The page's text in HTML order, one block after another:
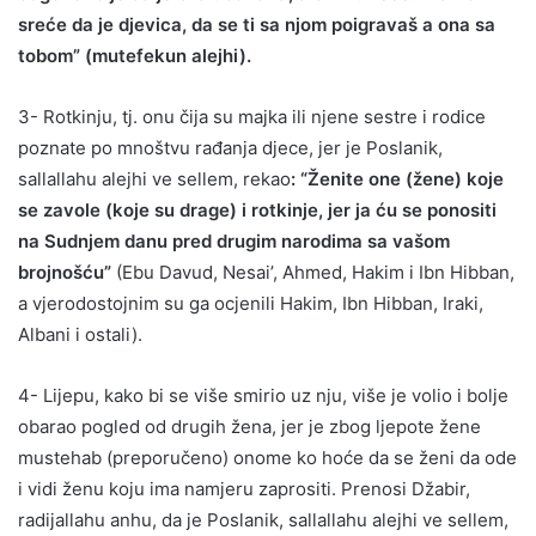
sreće da je djevica, da se ti sa njom poigravaš a ona sa
tobom” (mutefekun alejhi).
3- Rotkinju, tj. onu čija su majka ili njene sestre i rodice
poznate po mnoštvu rađanja djece, jer je Poslanik,
sallallahu alejhi ve sellem, rekao: “Ženite one (žene) koje
se zavole (koje su drage) i rotkinje, jer ja ću se ponositi
na Sudnjem danu pred drugim narodima sa vašom
brojnošću” (Ebu Davud, Nesai’, Ahmed, Hakim i Ibn Hibban,
a vjerodostojnim su ga ocjenili Hakim, Ibn Hibban, Iraki,
Albani i ostali).
4- Lijepu, kako bi se više smirio uz nju, više je volio i bolje
obarao pogled od drugih žena, jer je zbog ljepote žene
mustehab (preporučeno) onome ko hoće da se ženi da ode
i vidi ženu koju ima namjeru zaprositi. Prenosi Džabir,
radijallahu anhu, da je Poslanik, sallallahu alejhi ve sellem,